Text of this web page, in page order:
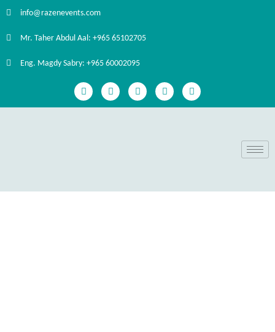
info@razenevents.com
Mr. Taher Abdul Aal: +965 65102705
Eng. Magdy Sabry: +965 60002095